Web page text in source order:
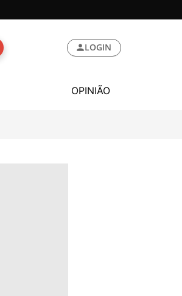
LOGIN
OPINIÃO